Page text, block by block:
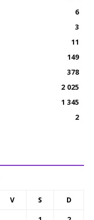
6
3
11
149
378
2 025
1 345
2
V S D